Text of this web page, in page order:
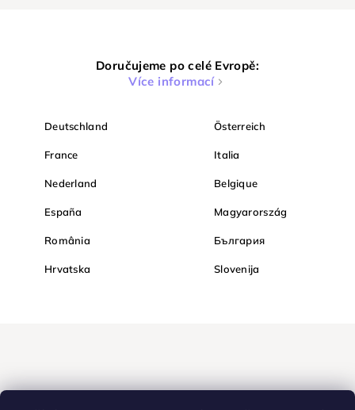
Doručujeme po celé Evropě:
Více informací
Deutschland Österreich
France Italia
Nederland Belgique
España Magyarország
România България
Hrvatska Slovenija